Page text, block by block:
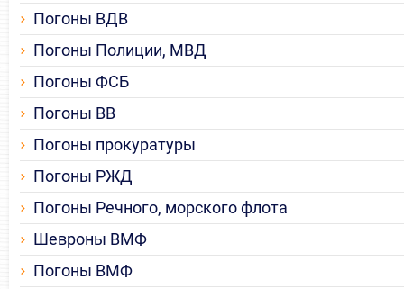
Погоны ВДВ
Погоны Полиции, МВД
Погоны ФСБ
Погоны ВВ
Погоны прокуратуры
Погоны РЖД
Погоны Речного, морского флота
Шевроны ВМФ
Погоны ВМФ